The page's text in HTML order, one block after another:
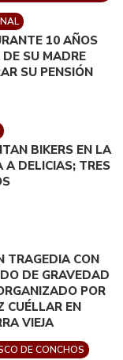
10 AÑOS
SU MADRE
SU PENSIÓN
BIKERS EN LA
A DELICIAS; TRES
TRAGEDIA CON
DE GRAVEDAD
POR
CUÉLLAR EN
VIEJA
DE CONCHOS